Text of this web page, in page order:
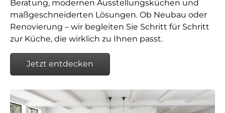
Beratung, modernen Ausstellungsküchen und
maßgeschneiderten Lösungen. Ob Neubau oder
Renovierung – wir begleiten Sie Schritt für Schritt
zur Küche, die wirklich zu Ihnen passt.
Jetzt entdecken